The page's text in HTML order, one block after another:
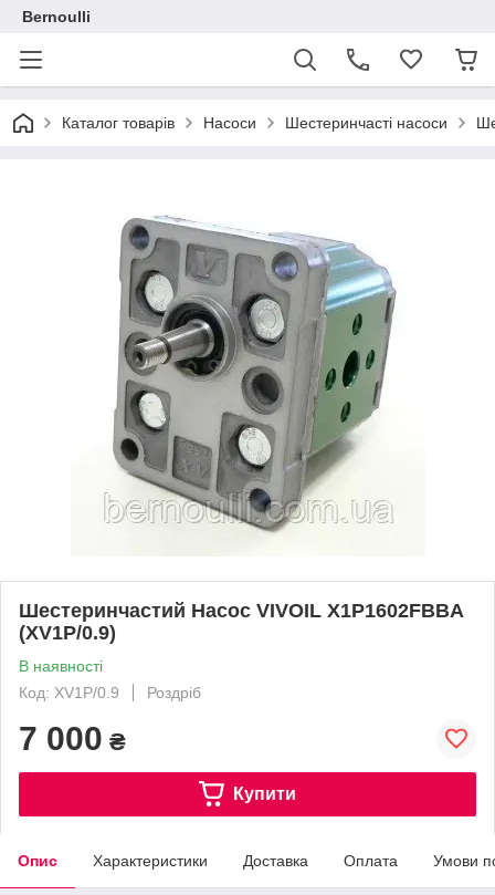
Bernoulli
Каталог товарів Насоси Шестеринчасті насоси
Шестеринчастий Насос VIVOІL X1P1602FBBA
(XV1P/0.9)
В наявності
Код: XV1P/0.9
Роздріб
7 000 ₴
Купити
Опис Характеристики Доставка Оплата Умови